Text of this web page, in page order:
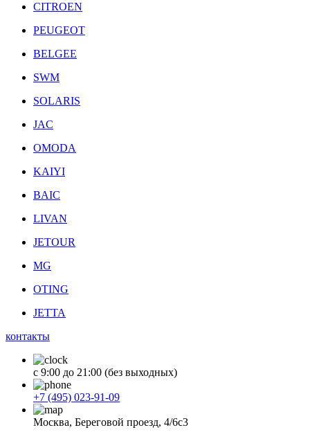
CITROEN
PEUGEOT
BELGEE
SWM
SOLARIS
JAC
OMODA
KAIYI
BAIC
LIVAN
JETOUR
MG
OTING
JETTA
контакты
с 9:00 до 21:00 (без выходных)
+7 (495) 023-91-09
Москва, Береговой проезд, 4/6с3